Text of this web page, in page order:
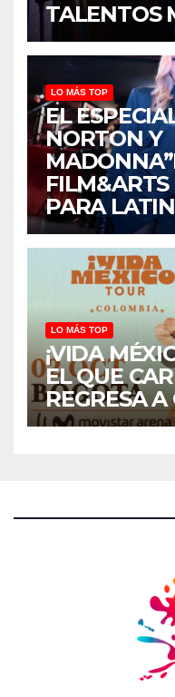
TALENTOS
LO MÁS TOP
EL
NORTON Y
FILM&ARTS
PARA
LO MÁS TOP
¡VIDA
EL QUE
REGRESA